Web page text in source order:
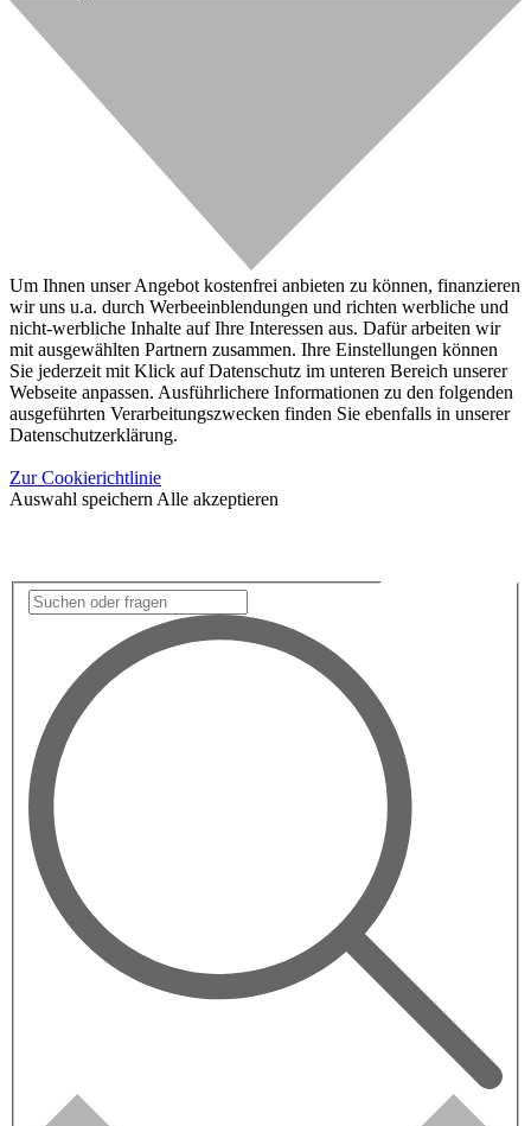
Um Ihnen unser Angebot kostenfrei anbieten zu können, finanzieren
wir uns u.a. durch Werbeeinblendungen und richten werbliche und
nicht-werbliche Inhalte auf Ihre Interessen aus. Dafür arbeiten wir
mit ausgewählten Partnern zusammen. Ihre Einstellungen können
Sie jederzeit mit Klick auf Datenschutz im unteren Bereich unserer
Webseite anpassen. Ausführlichere Informationen zu den folgenden
ausgeführten Verarbeitungszwecken finden Sie ebenfalls in unserer
Datenschutzerklärung.
Zur Cookierichtlinie
Auswahl speichern Alle akzeptieren